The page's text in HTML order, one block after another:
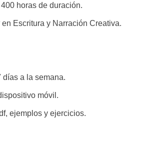
horas de duración.
Escritura y Narración Creativa.
días a la semana.
móvil.
ejemplos y ejercicios.